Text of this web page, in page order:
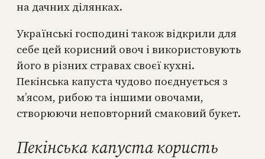
на дачних ділянках.
Українські господині також відкрили для
себе цей корисний овоч і використовують
його в різних стравах своєї кухні.
Пекінська капуста чудово поєднується з
м’ясом, рибою та іншими овочами,
створюючи неповторний смаковий букет.
Пекінська капуста користь